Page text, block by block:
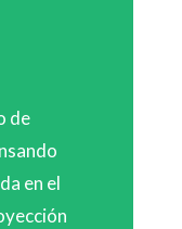
de
en el